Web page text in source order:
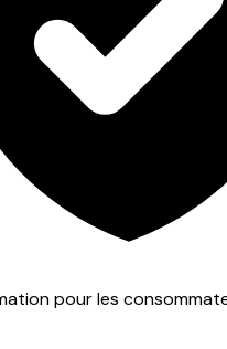
pour les